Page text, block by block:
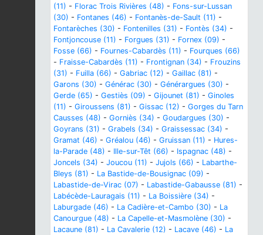
(11) - Florac Trois Rivières (48) - Fons-sur-Lussan
(30) - Fontanes (46) - Fontanès-de-Sault (11) -
Fontarèches (30) - Fontenilles (31) - Fontès (34) -
Fontjoncouse (11) - Forgues (31) - Fornex (09) -
Fosse (66) - Fournes-Cabardès (11) - Fourques (66)
- Fraisse-Cabardès (11) - Frontignan (34) - Frouzins
(31) - Fuilla (66) - Gabriac (12) - Gaillac (81) -
Garons (30) - Générac (30) - Générargues (30) -
Gerde (65) - Gestiès (09) - Gijounet (81) - Ginoles
(11) - Giroussens (81) - Gissac (12) - Gorges du Tarn
Causses (48) - Gorniès (34) - Goudargues (30) -
Goyrans (31) - Grabels (34) - Graissessac (34) -
Gramat (46) - Gréalou (46) - Gruissan (11) - Hures-
la-Parade (48) - Ille-sur-Têt (66) - Ispagnac (48) -
Joncels (34) - Joucou (11) - Jujols (66) - Labarthe-
Bleys (81) - La Bastide-de-Bousignac (09) -
Labastide-de-Virac (07) - Labastide-Gabausse (81) -
Labécède-Lauragais (11) - La Boissière (34) -
Laburgade (46) - La Cadière-et-Cambo (30) - La
Canourgue (48) - La Capelle-et-Masmolène (30) -
Lacaune (81) - La Cavalerie (12) - Lacave (46) - La